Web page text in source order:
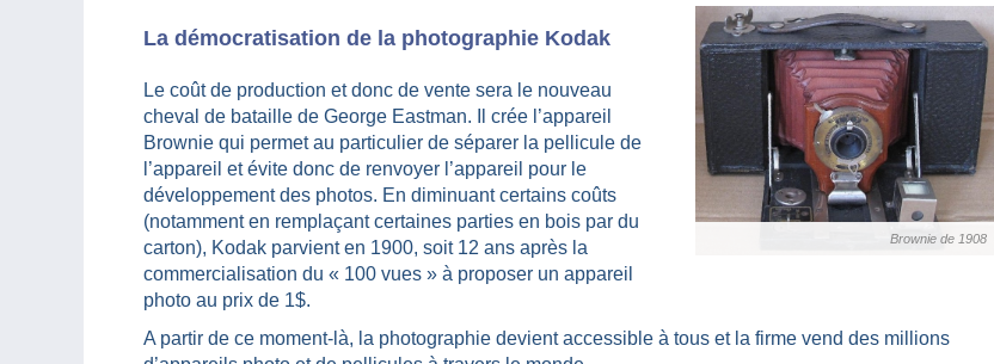
Brownie de 1908
La démocratisation de la photographie Kodak
Le coût de production et donc de vente sera le nouveau
cheval de bataille de George Eastman. Il crée l’appareil
Brownie qui permet au particulier de séparer la pellicule de
l’appareil et évite donc de renvoyer l’appareil pour le
développement des photos. En diminuant certains coûts
(notamment en remplaçant certaines parties en bois par du
carton), Kodak parvient en 1900, soit 12 ans après la
commercialisation du « 100 vues » à proposer un appareil
photo au prix de 1$.
A partir de ce moment-là, la photographie devient accessible à tous et la firme vend des millions